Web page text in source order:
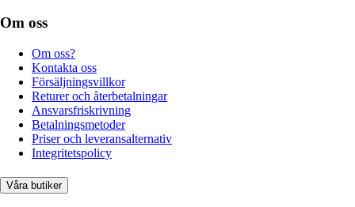
Om oss
Om oss?
Kontakta oss
Försäljningsvillkor
Returer och återbetalningar
Ansvarsfriskrivning
Betalningsmetoder
Priser och leveransalternativ
Integritetspolicy
Våra butiker